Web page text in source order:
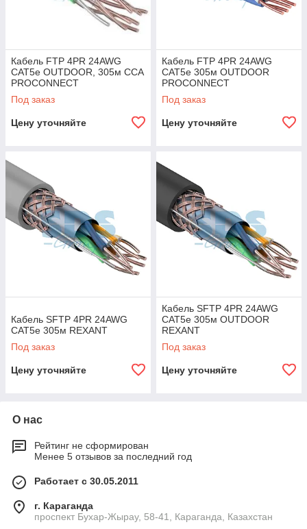
Кабель FTP 4PR 24AWG
CAT5e OUTDOOR, 305м CCA
PROCONNECT
Под заказ
Цену уточняйте
Кабель FTP 4PR 24AWG
CAT5e 305м OUTDOOR
PROCONNECT
Под заказ
Цену уточняйте
Кабель SFTP 4PR 24AWG
CAT5e 305м REXANT
Под заказ
Цену уточняйте
Кабель SFTP 4PR 24AWG
CAT5e 305м OUTDOOR
REXANT
Под заказ
Цену уточняйте
О нас
Рейтинг не сформирован
Менее 5 отзывов за последний год
Работает с 30.05.2011
г. Караганда
проспект Бухар-Жырау, 58-41, Караганда, Казахстан